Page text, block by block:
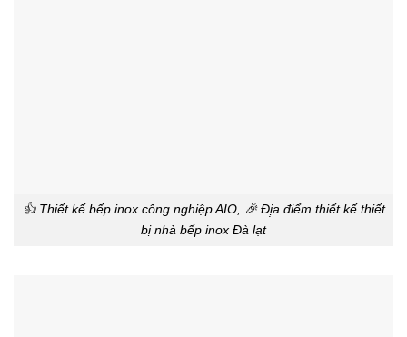
👍 Thiết kế bếp inox công nghiệp AIO, 🎉 Đị̣a điểm thiết kế thiết
bị nhà bếp inox Đà lạt